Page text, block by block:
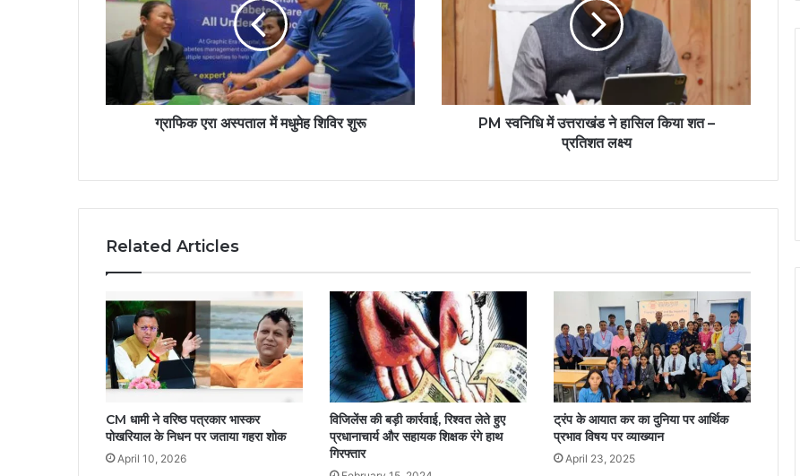
ग्राफिक एरा अस्पताल में मधुमेह शिविर शुरू
PM स्वनिधि में उत्तराखंड ने हासिल किया शत –
प्रतिशत लक्ष्य
Related Articles
CM धामी ने वरिष्ठ पत्रकार भास्कर
पोखरियाल के निधन पर जताया गहरा शोक
April 10, 2026
विजिलेंस की बड़ी कार्रवाई, रिश्वत लेते हुए
प्रधानाचार्य और सहायक शिक्षक रंगे हाथ
गिरफ्तार
ट्रंप के आयात कर का दुनिया पर आर्थिक
प्रभाव विषय पर व्याख्यान
April 23, 2025